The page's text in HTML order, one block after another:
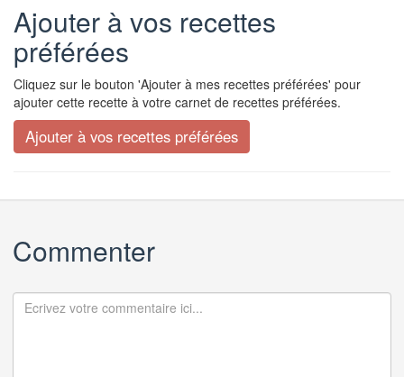
Ajouter à vos recettes
préférées
Cliquez sur le bouton 'Ajouter à mes recettes préférées' pour
ajouter cette recette à votre carnet de recettes préférées.
Commenter